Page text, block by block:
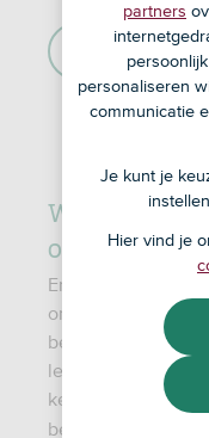
Wanneer
Er zijn
onafhankelijk
ben je financieel
leven als je een
keer je
ben je financieel
partners
personaliseren
communicatie
Je kunt je
Hier vind je